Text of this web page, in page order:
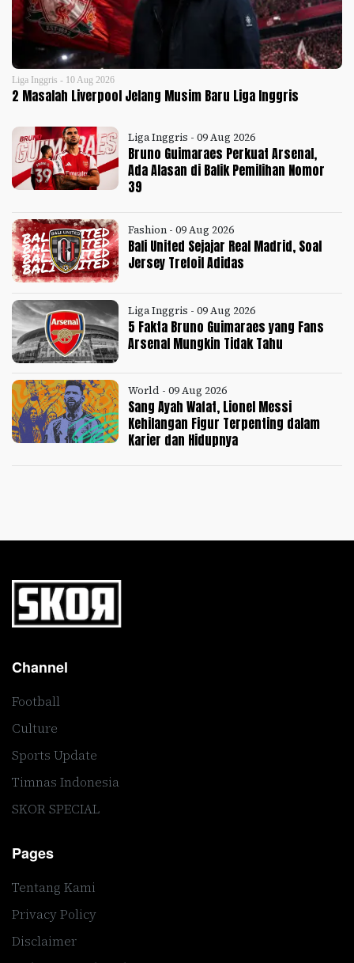
Liga Inggris - 10 Aug 2026
2 Masalah Liverpool Jelang Musim Baru Liga Inggris
Liga Inggris - 09 Aug 2026
Bruno Guimaraes Perkuat Arsenal,
Ada Alasan di Balik Pemilihan Nomor
39
Fashion - 09 Aug 2026
Bali United Sejajar Real Madrid, Soal
Jersey Trefoil Adidas
Liga Inggris - 09 Aug 2026
5 Fakta Bruno Guimaraes yang Fans
Arsenal Mungkin Tidak Tahu
World - 09 Aug 2026
Sang Ayah Wafat, Lionel Messi
Kehilangan Figur Terpenting dalam
Karier dan Hidupnya
Channel
Football
Culture
Sports Update
Timnas Indonesia
SKOR SPECIAL
Pages
Tentang Kami
Privacy Policy
Disclaimer